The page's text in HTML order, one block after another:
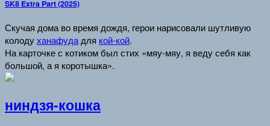
SK8 Extra Part (2025)
Скучая дома во время дождя, герои нарисовали шутливую
колодуханафудадля кой-кой.
На карточке с котиком был стих «мяу-мяу, я веду себя как
большой, а я коротышка».
ниндзя-кошка